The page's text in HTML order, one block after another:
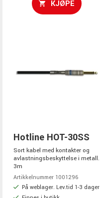
KJØPE
Hotline HOT-30SS
Sort kabel med kontakter og
avlastningsbeskyttelse i metall.
3m
Artikkelnummer 1001296
På weblager. Lev.tid 1-3 dager